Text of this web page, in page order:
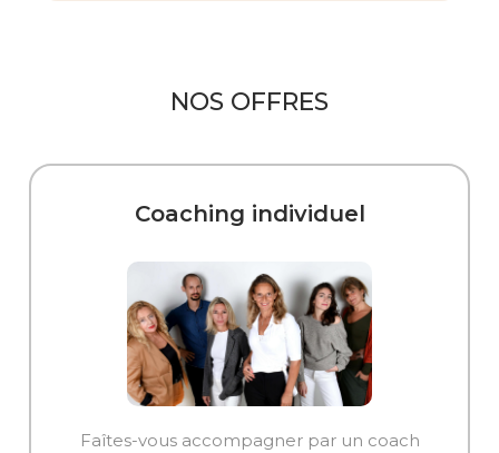
NOS OFFRES
Coaching individuel
Faîtes-vous accompagner par un coach